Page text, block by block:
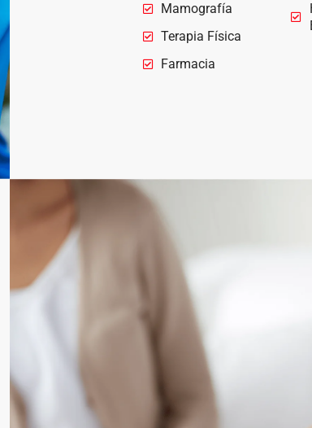
Mamografía
Terapia Física
Farmacia